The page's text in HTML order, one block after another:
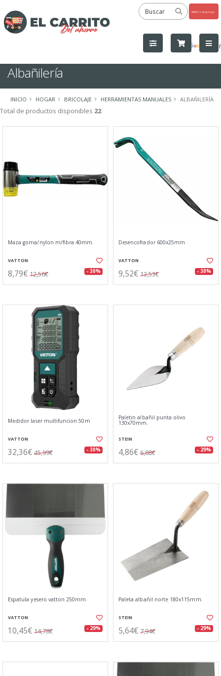
by
Albañilería
INICIO HOGAR BRICOLAJE HERRAMIENTAS MANUALES ALBAÑILERÍA
Total de productos disponibles 22
Maza goma/nylon m/fibra 40mm.
VATTON
8,79€ 12,56€ - 30%
Desencofrador 600x25mm
VATTON
9,52€ 13,53€ - 30%
Medidor laser multifuncion 50m
VATTON
32,36€ 45,99€ - 30%
Paletin albañil punta olivo
130x70mm.
STEIN
4,86€ 6,88€ - 29%
Espatula yesero vatton 250mm.
VATTON
10,45€ 14,78€ - 29%
Paleta albañil norte 180x115mm.
STEIN
5,64€ 7,94€ - 29%